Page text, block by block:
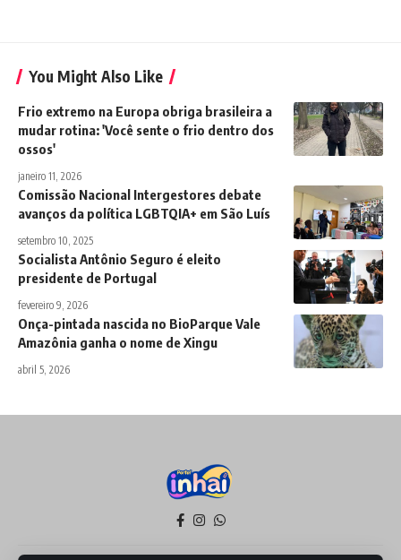
You Might Also Like
Frio extremo na Europa obriga brasileira a
mudar rotina: 'Você sente o frio dentro dos
ossos'
janeiro 11, 2026
Comissão Nacional Intergestores debate
avanços da política LGBTQIA+ em São Luís
setembro 10, 2025
Socialista Antônio Seguro é eleito
presidente de Portugal
fevereiro 9, 2026
Onça-pintada nascida no BioParque Vale
Amazônia ganha o nome de Xingu
abril 5, 2026